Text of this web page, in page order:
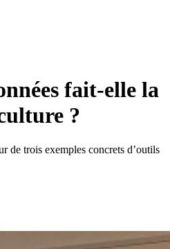
fait-elle la
?
de trois exemples concrets d’outils